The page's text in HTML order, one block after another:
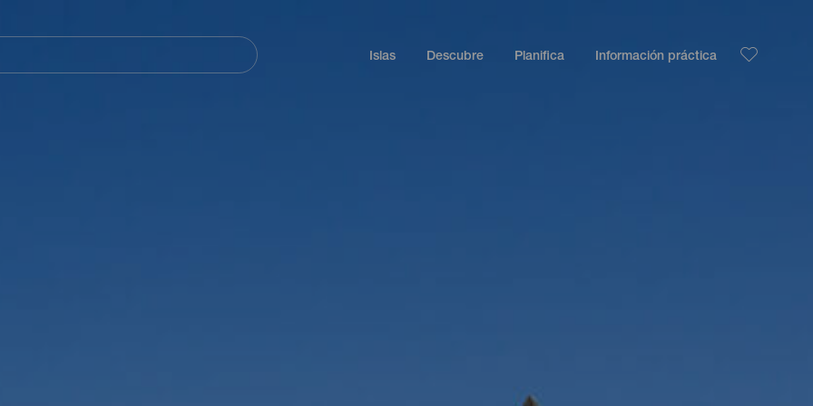
Islas Descubre Planifica Información práctica